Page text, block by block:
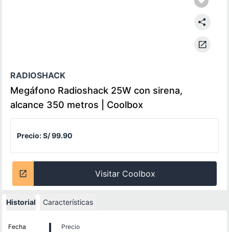
RADIOSHACK
Megáfono Radioshack 25W con sirena,
alcance 350 metros | Coolbox
Precio:S/ 99.90
Visitar Coolbox
Historial Características
Fecha Precio